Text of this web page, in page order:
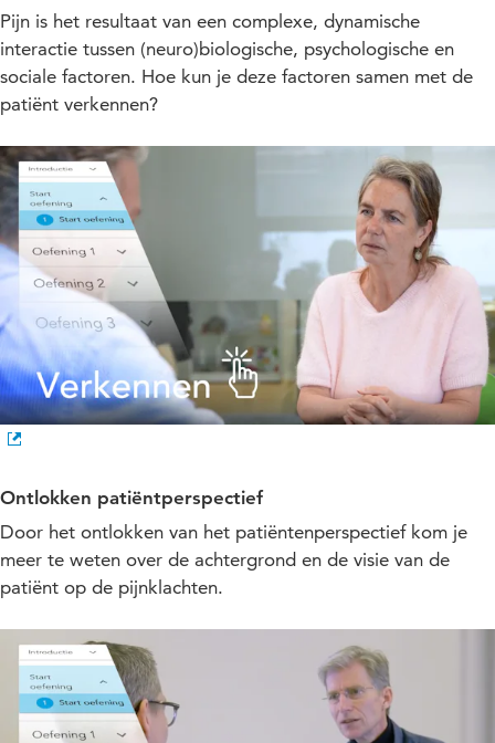
Pijn is het resultaat van een complexe, dynamische
interactie tussen (neuro)biologische, psychologische en
sociale factoren. Hoe kun je deze factoren samen met de
patiënt verkennen?
Ontlokken patiëntperspectief
Door het ontlokken van het patiëntenperspectief kom je
meer te weten over de achtergrond en de visie van de
patiënt op de pijnklachten.